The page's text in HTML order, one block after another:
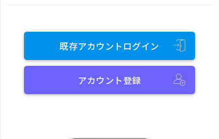
既存アカウントログイン
アカウント登録